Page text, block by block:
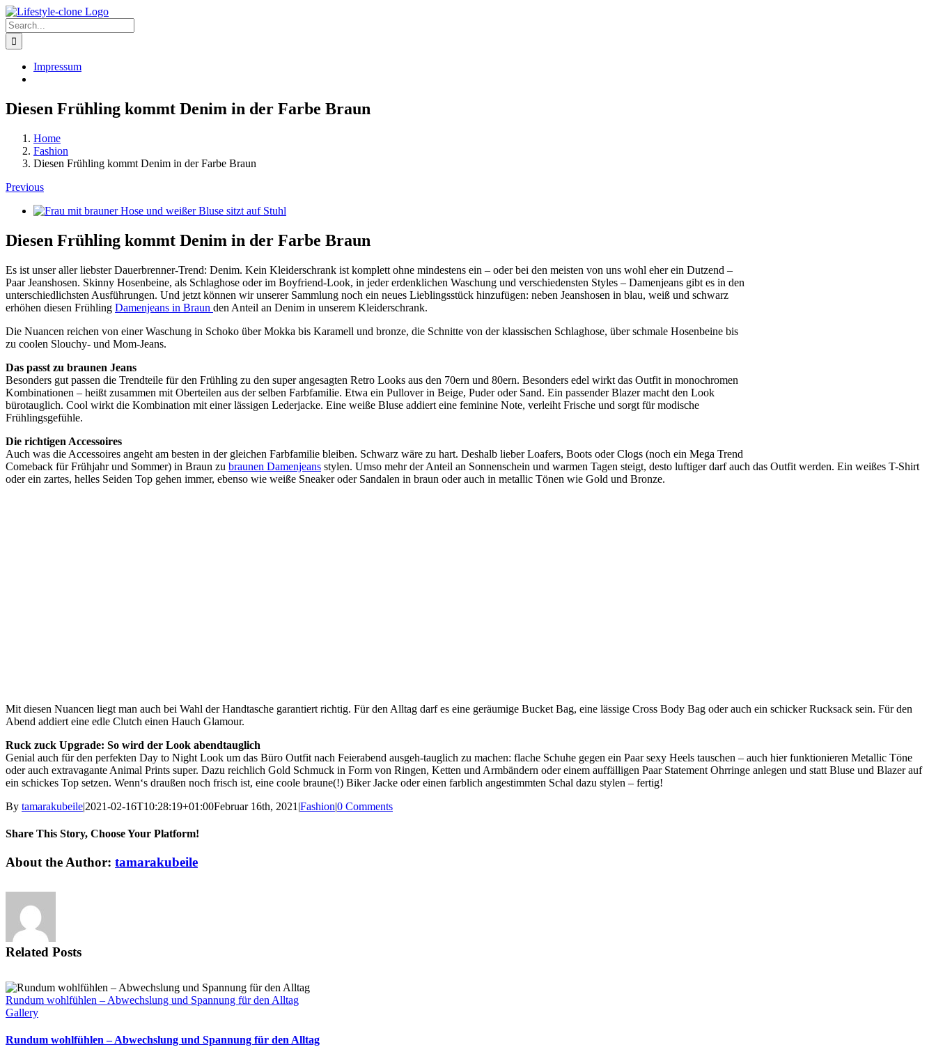
Skip
to
content
Search
for:
Impressum
Diesen Frühling kommt Denim in der Farbe Braun
Home
Fashion
Diesen Frühling kommt Denim in der Farbe Braun
Previous
View
Image
Diesen Frühling kommt Denim in der Farbe Braun
Es ist unser aller liebster Dauerbrenner-Trend: Denim. Kein Kleiderschrank ist komplett ohne mindestens ein – oder bei den meisten von uns wohl eher ein Dutzend –
Paar Jeanshosen. Skinny Hosenbeine, als Schlaghose oder im Boyfriend-Look, in jeder erdenklichen Waschung und verschiedensten Styles – Damenjeans gibt es in den
unterschiedlichsten Ausführungen. Und jetzt können wir unserer Sammlung noch ein neues Lieblingsstück hinzufügen: neben Jeanshosen in blau, weiß und schwarz
erhöhen diesen Frühling Damenjeans in Braun den Anteil an Denim in unserem Kleiderschrank.
Die Nuancen reichen von einer Waschung in Schoko über Mokka bis Karamell und bronze, die Schnitte von der klassischen Schlaghose, über schmale Hosenbeine bis
zu coolen Slouchy- und Mom-Jeans.
Das passt zu braunen Jeans
Besonders gut passen die Trendteile für den Frühling zu den super angesagten Retro Looks aus den 70ern und 80ern. Besonders edel wirkt das Outfit in monochromen
Kombinationen – heißt zusammen mit Oberteilen aus der selben Farbfamilie. Etwa ein Pullover in Beige, Puder oder Sand. Ein passender Blazer macht den Look
bürotauglich. Cool wirkt die Kombination mit einer lässigen Lederjacke. Eine weiße Bluse addiert eine feminine Note, verleiht Frische und sorgt für modische
Frühlingsgefühle.
Die richtigen Accessoires
Auch was die Accessoires angeht am besten in der gleichen Farbfamilie bleiben. Schwarz wäre zu hart. Deshalb lieber Loafers, Boots oder Clogs (noch ein Mega Trend
Comeback für Frühjahr und Sommer) in Braun zu braunen Damenjeans stylen. Umso mehr der Anteil an Sonnenschein und warmen Tagen steigt, desto luftiger darf auch das Outfit werden. Ein weißes T-Shirt
oder ein zartes, helles Seiden Top gehen immer, ebenso wie weiße Sneaker oder Sandalen in braun oder auch in metallic Tönen wie Gold und Bronze.
Mit diesen Nuancen liegt man auch bei Wahl der Handtasche garantiert richtig. Für den Alltag darf es eine geräumige Bucket Bag, eine lässige Cross Body Bag oder auch ein schicker Rucksack sein. Für den
Abend addiert eine edle Clutch einen Hauch Glamour.
Ruck zuck Upgrade: So wird der Look abendtauglich
Genial auch für den perfekten Day to Night Look um das Büro Outfit nach Feierabend ausgeh-tauglich zu machen: flache Schuhe gegen ein Paar sexy Heels tauschen – auch hier funktionieren Metallic Töne
oder auch extravagante Animal Prints super. Dazu reichlich Gold Schmuck in Form von Ringen, Ketten und Armbändern oder einem auffälligen Paar Statement Ohrringe anlegen und statt Bluse und Blazer auf
ein schickes Top setzen. Wenn‘s draußen noch frisch ist, eine coole braune(!) Biker Jacke oder einen farblich angestimmten Schal dazu stylen – fertig!
By tamarakubeile|2021-02-16T10:28:19+01:00Februar 16th, 2021 |Fashion|0 Comments
Share This Story, Choose Your Platform!
Facebook
X
Reddit
LinkedIn
Tumblr
Pinterest
Vk
Email
About the Author: tamarakubeile
Related Posts
Rundum wohlfühlen – Abwechslung und Spannung für den Alltag
Gallery
Rundum wohlfühlen – Abwechslung und Spannung für den Alltag